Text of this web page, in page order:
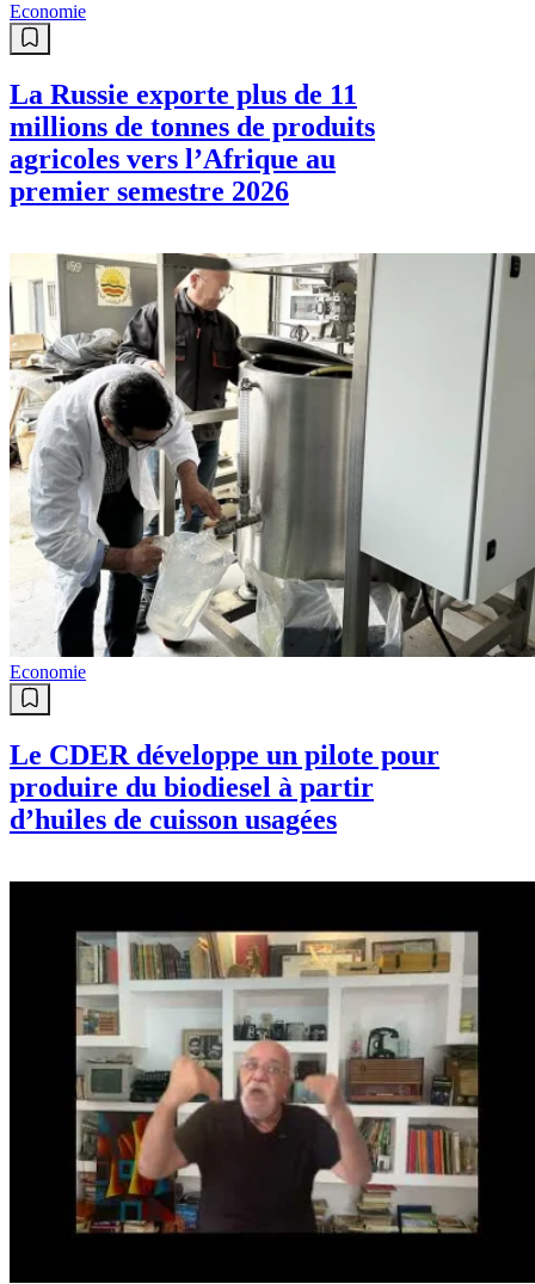
Economie
La Russie exporte plus de 11
millions de tonnes de produits
agricoles vers l’Afrique au
premier semestre 2026
Economie
Le CDER développe un pilote pour
produire du biodiesel à partir
d’huiles de cuisson usagées